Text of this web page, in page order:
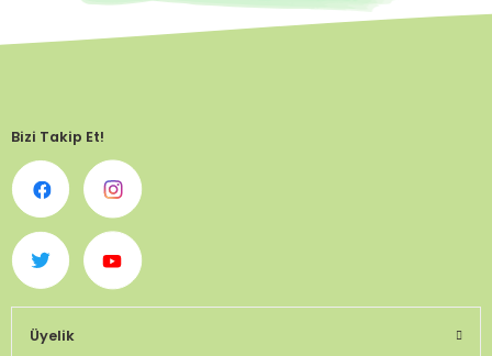
Bizi Takip Et!
Üyelik